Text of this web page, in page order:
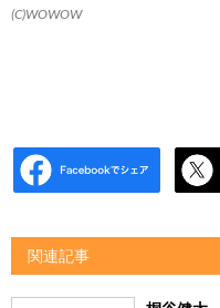
(C)WOWOW
関連記事